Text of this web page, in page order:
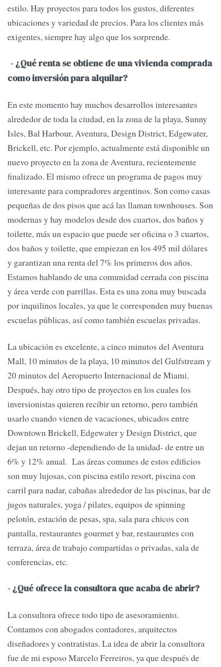
estilo. Hay proyectos para todos los gustos, diferentes
ubicaciones y variedad de precios. Para los clientes más
exigentes, siempre hay algo que los sorprende.
- ¿Qué renta se obtiene de una vivienda comprada
como inversión para alquilar?
En este momento hay muchos desarrollos interesantes
alrededor de toda la ciudad, en la zona de la playa, Sunny
Isles, Bal Harbour, Aventura, Design District, Edgewater,
Brickell, etc. Por ejemplo, actualmente está disponible un
nuevo proyecto en la zona de Aventura, recientemente
finalizado. El mismo ofrece un programa de pagos muy
interesante para compradores argentinos. Son como casas
pequeñas de dos pisos que acá las llaman townhouses. Son
modernas y hay modelos desde dos cuartos, dos baños y
toilette, más un espacio que puede ser oficina o 3 cuartos,
dos baños y toilette, que empiezan en los 495 mil dólares
y garantizan una renta del 7% los primeros dos años.
Estamos hablando de una comunidad cerrada con piscina
y área verde con parrillas. Esta es una zona muy buscada
por inquilinos locales, ya que le corresponden muy buenas
escuelas públicas, así como también escuelas privadas.
La ubicación es excelente, a cinco minutos del Aventura
Mall, 10 minutos de la playa, 10 minutos del Gulfstream y
20 minutos del Aeropuerto Internacional de Miami.
Después, hay otro tipo de proyectos en los cuales los
inversionistas quieren recibir un retorno, pero también
usarlo cuando vienen de vacaciones, ubicados entre
Downtown Brickell, Edgewater y Design District, que
dejan un retorno -dependiendo de la unidad- de entre un
6% y 12% anual. Las áreas comunes de estos edificios
son muy lujosas, con piscina estilo resort, piscina con
carril para nadar, cabañas alrededor de las piscinas, bar de
jugos naturales, yoga / pilates, equipos de spinning
pelotón, estación de pesas, spa, sala para chicos con
pantalla, restaurantes gourmet y bar, restaurantes con
terraza, área de trabajo compartidas o privadas, sala de
conferencias, etc.
- ¿Qué ofrece la consultora que acaba de abrir?
La consultora ofrece todo tipo de asesoramiento.
Contamos con abogados contadores, arquitectos
diseñadores y contratistas. La idea de abrir la consultora
fue de mi esposo Marcelo Ferreiros, ya que después de